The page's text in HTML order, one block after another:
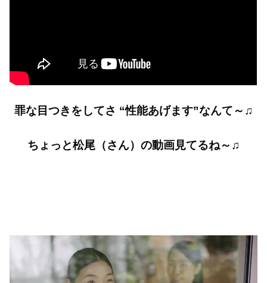
罪な目つきをしてさ “性能あげます”なんて～♫
ちょっと松尾（さん）の動画見てるね～♫